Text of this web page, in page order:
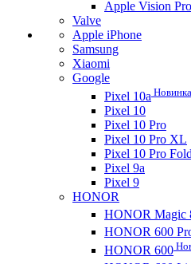
Apple Vision Pro
Valve
Apple iPhone
Samsung
Xiaomi
Google
Pixel 10a Новинка
Pixel 10
Pixel 10 Pro
Pixel 10 Pro XL
Pixel 10 Pro Fold
Pixel 9a
Pixel 9
HONOR
HONOR Magic
HONOR 600
HONOR 600